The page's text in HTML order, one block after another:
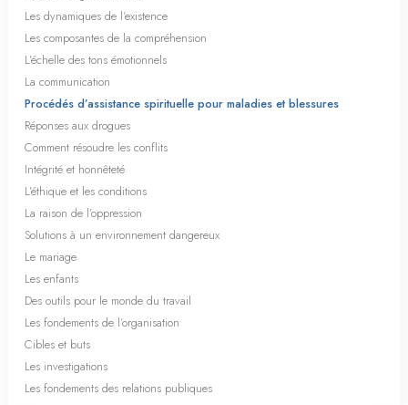
Les dynamiques de l’existence
Les composantes de la compréhension
L’échelle des tons émotionnels
La communication
Procédés d’assistance spirituelle pour maladies et blessures
Réponses aux drogues
Comment résoudre les conflits
Intégrité et honnêteté
L’éthique et les conditions
La raison de l’oppression
Solutions à un environnement dangereux
Le mariage
Les enfants
Des outils pour le monde du travail
Les fondements de l’organisation
Cibles et buts
Les investigations
Les fondements des relations publiques